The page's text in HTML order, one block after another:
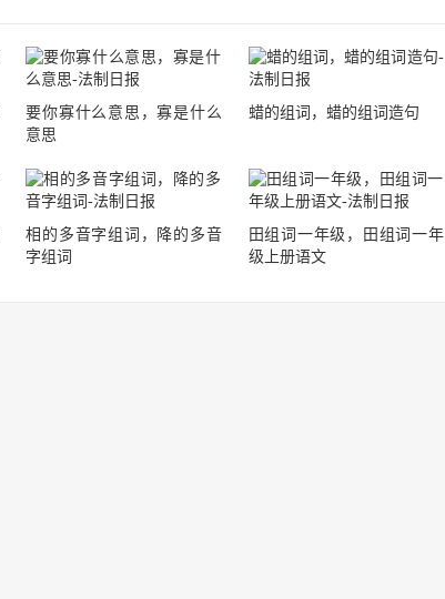
要你寡什么意思，寡是什么
意思
蜡的组词，蜡的组词造句
相的多音字组词，降的多音
字组词
田组词一年级，田组词一年
级上册语文